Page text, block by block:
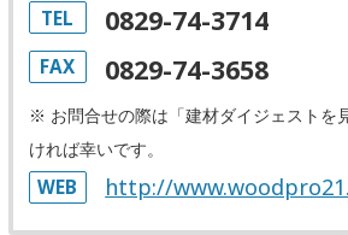
TEL 0829-74-3714
FAX 0829-74-3658
※ お問合せの際は「建材ダイジェストを
ければ幸いです。
WEB http://